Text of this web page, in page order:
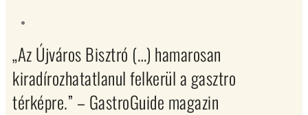
„Az Újváros Bisztró (…) hamarosan
kiradírozhatatlanul felkerül a gasztro
térképre.” – GastroGuide magazin